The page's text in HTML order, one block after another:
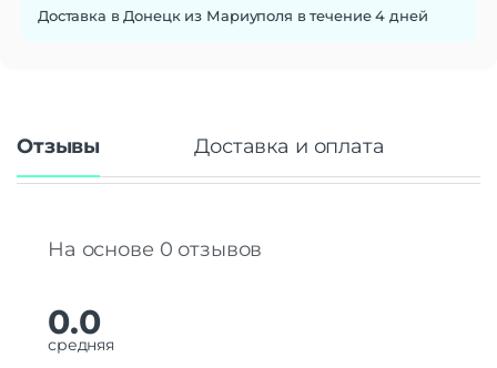
Доставка в Донецк из Мариуполя в течение 4 дней
Отзывы Доставка и оплата
На основе 0 отзывов
0.0
средняя